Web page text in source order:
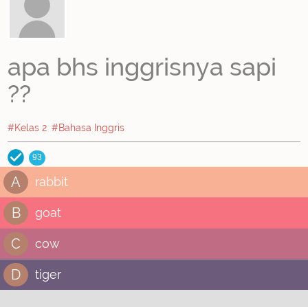
apa bhs inggrisnya sapi
??
#Kelas 2 #Bahasa Inggris
93
A rabbit
B goat
C cow
D tiger